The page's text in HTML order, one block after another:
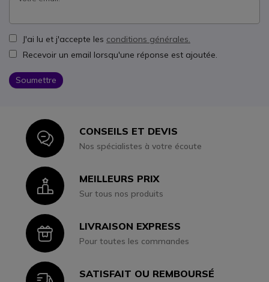
J'ai lu et j'accepte les conditions générales.
Recevoir un email lorsqu'une réponse est ajoutée.
Soumettre
IconCONSEILS ET DEVIS
Nos spécialistes à votre écoute
IconMEILLEURS PRIX
Sur tous nos produits
IconLIVRAISON EXPRESS
Pour toutes les commandes
SATISFAIT OU REMBOURSÉ